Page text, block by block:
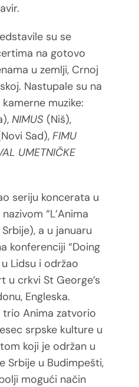
su se
na gotovo
u zemlji, Crnoj
Nastupale su na
muzike:
NIMUS (Niš),
Sad), FIMU
UMETNIČKE
seriju koncerata u
“L’Anima
a u januaru
konferenciji “Doing
Lidsu i održao
u crkvi St George’s
Engleska.
trio Anima zatvorio
srpske kulture u
koji je održan u
Srbije u Budimpešti,
mogući način